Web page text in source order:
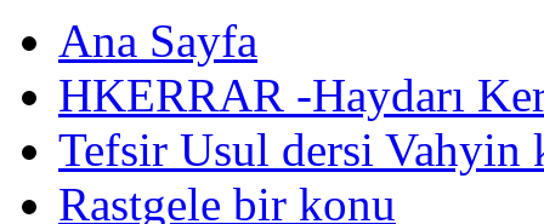
Ana Sayfa
HKERRAR -Haydarı
Tefsir Usul dersi Vahyin
Rastgele bir konu